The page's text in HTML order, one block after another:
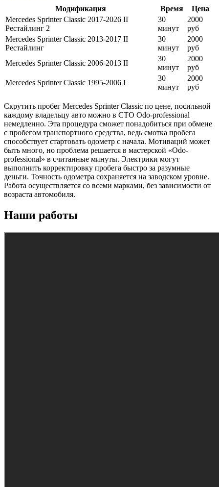
Модификация Время
Цена
Mercedes Sprinter Classic 2017-2026 II
Рестайлинг 2
30
минут
2000
руб
Mercedes Sprinter Classic 2013-2017 II
Рестайлинг
30
минут
2000
руб
Mercedes Sprinter Classic 2006-2013 II
30
минут
2000
руб
Mercedes Sprinter Classic 1995-2006 I
30
минут
2000
руб
Скрутить пробег Mercedes Sprinter Classic по цене, посильной
каждому владельцу авто можно в СТО Odo-professional
немедленно. Эта процедура сможет понадобиться при обмене
с пробегом транспортного средства, ведь смотка пробега
способствует стартовать одометр с начала. Мотиваций может
быть много, но проблема решается в мастерской «Odo-
professional» в считанные минуты. Электрики могут
выполнить корректировку пробега быстро за разумные
деньги. Точность одометра сохраняется на заводском уровне.
Работа осуществляется со всеми марками, без зависимости от
возраста автомобиля.
Наши работы